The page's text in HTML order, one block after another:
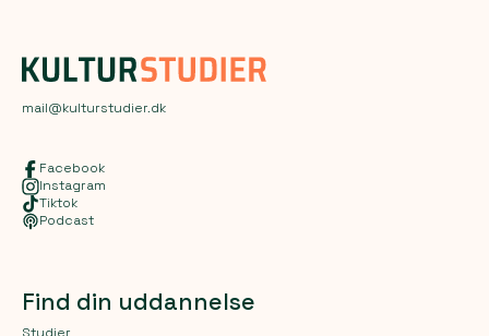
mail@kulturstudier.dk
Facebook
Instagram
Tiktok
Podcast
Find din uddannelse